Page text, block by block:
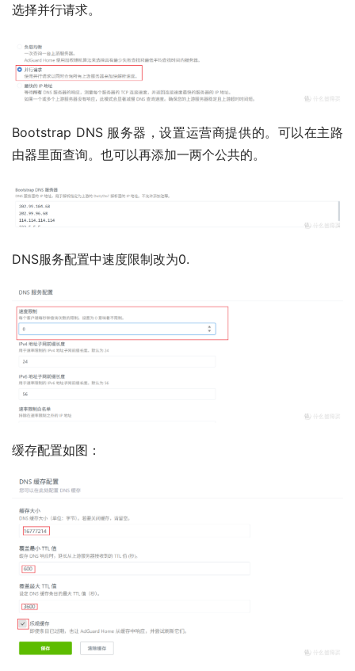
选择并行请求。
Bootstrap DNS 服务器，设置运营商提供的。可以在主路
由器里面查询。也可以再添加一两个公共的。
DNS服务配置中速度限制改为0.
缓存配置如图：